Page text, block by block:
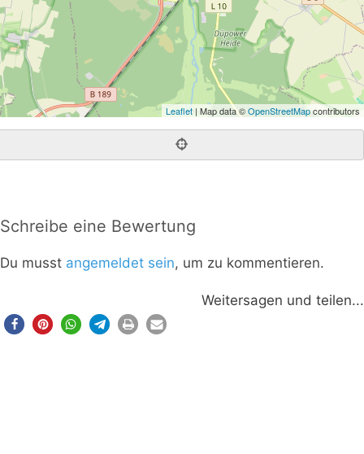
Leaflet | Map data ©OpenStreetMapcontributors
Schreibe eine Bewertung
Du musst angemeldet sein, um zu kommentieren.
Weitersagen und teilen...